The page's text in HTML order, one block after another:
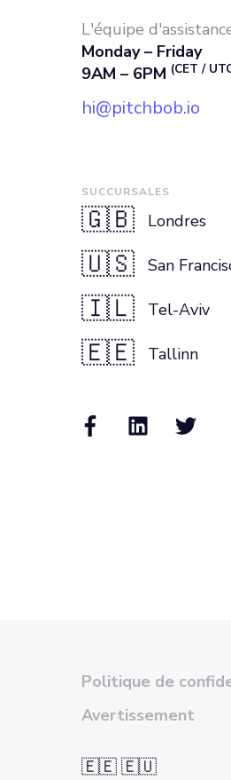
L'équipe
Monday – Friday
9AM – 6PM (CET /
hi@pitchbob.io
SUCCURSALES
🇬🇧 Londres
🇺🇸 San
🇮🇱 Tel-Aviv
🇪🇪 Tallinn
Politique de
Avertissement
🇪🇪 🇪🇺